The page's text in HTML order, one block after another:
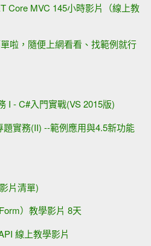
Core MVC 145小時影片（線上教
啦，隨便上網看看、找範例就行
I - C#入門實戰(VS 2015版)
實務(II) --範例應用與4.5新功能
片清單)
）教學影片 8天
線上教學影片